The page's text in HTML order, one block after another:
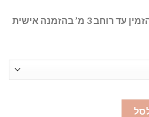
הדפסה לפי מידה – ניתן להזמין עד רוחב 3 מ’ בהזמנה אישית
רצפה פיויסי - #172